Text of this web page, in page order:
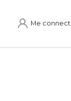
Me